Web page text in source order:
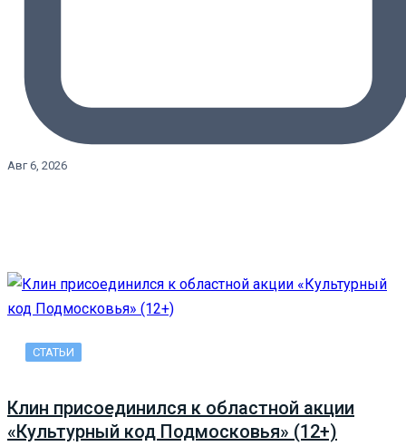
Авг 6, 2026
СТАТЬИ
Клин присоединился к областной акции
«Культурный код Подмосковья» (12+)